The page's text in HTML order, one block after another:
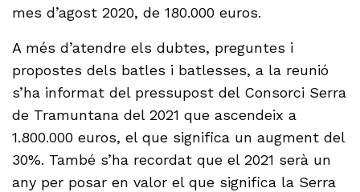
mes d’agost 2020, de 180.000 euros.
A més d’atendre els dubtes, preguntes i
propostes dels batles i batlesses, a la reunió
s’ha informat del pressupost del Consorci Serra
de Tramuntana del 2021 que ascendeix a
1.800.000 euros, el que significa un augment del
30%. També s’ha recordat que el 2021 serà un
any per posar en valor el que significa la Serra